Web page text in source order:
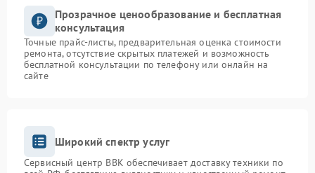
Прозрачное ценообразование и бесплатная
консультация
Точные прайс-листы, предварительная оценка стоимости
ремонта, отсутствие скрытых платежей и возможность
бесплатной консультации по телефону или онлайн на
сайте
Широкий спектр услуг
Сервисный центр BBK обеспечивает доставку техники по